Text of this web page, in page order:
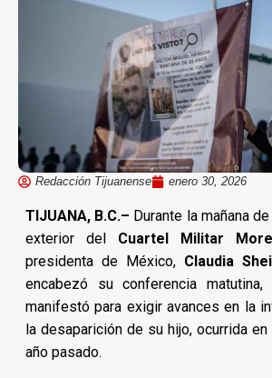
Redacción Tijuanense enero 30, 2026
TIJUANA, B.C.– Durante la mañana
exterior del Cuartel Militar
presidenta de México, Claudia
encabezó su conferencia
manifestó para exigir avances en la
la desaparición de su hijo, ocurrida
año pasado.